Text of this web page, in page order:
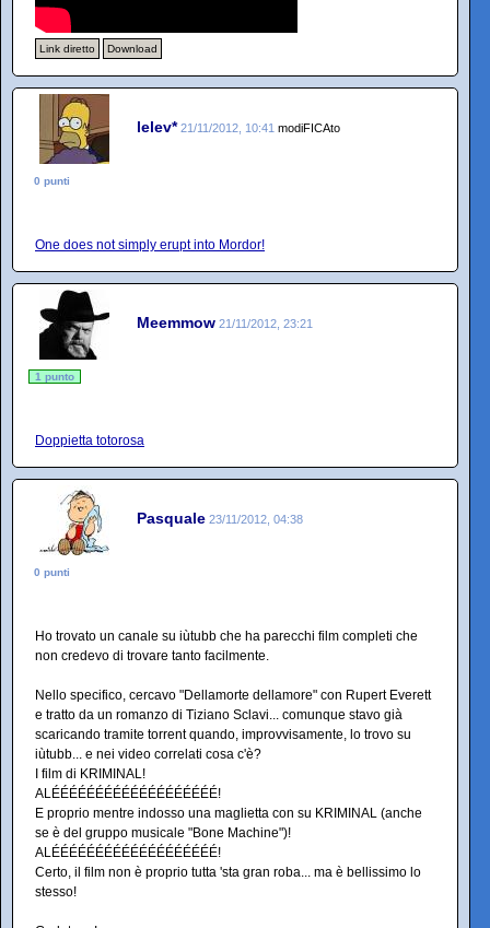
Link diretto Download
lelev* 21/11/2012, 10:41 modiFICAto
0 punti
One does not simply erupt into Mordor!
Meemmow 21/11/2012, 23:21
1 punto
Doppietta totorosa
Pasquale 23/11/2012, 04:38
0 punti
Ho trovato un canale su iùtubb che ha parecchi film completi che
non credevo di trovare tanto facilmente.
Nello specifico, cercavo "Dellamorte dellamore" con Rupert Everett
e tratto da un romanzo di Tiziano Sclavi... comunque stavo già
scaricando tramite torrent quando, improvvisamente, lo trovo su
iùtubb... e nei video correlati cosa c'è?
I film di KRIMINAL!
ALÉÉÉÉÉÉÉÉÉÉÉÉÉÉÉÉÉÉÉ!
E proprio mentre indosso una maglietta con su KRIMINAL (anche
se è del gruppo musicale "Bone Machine")!
ALÉÉÉÉÉÉÉÉÉÉÉÉÉÉÉÉÉÉÉ!
Certo, il film non è proprio tutta 'sta gran roba... ma è bellissimo lo
stesso!